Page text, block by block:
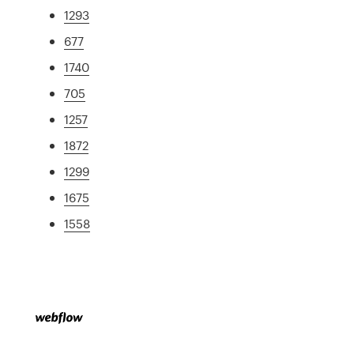
1293
677
1740
705
1257
1872
1299
1675
1558